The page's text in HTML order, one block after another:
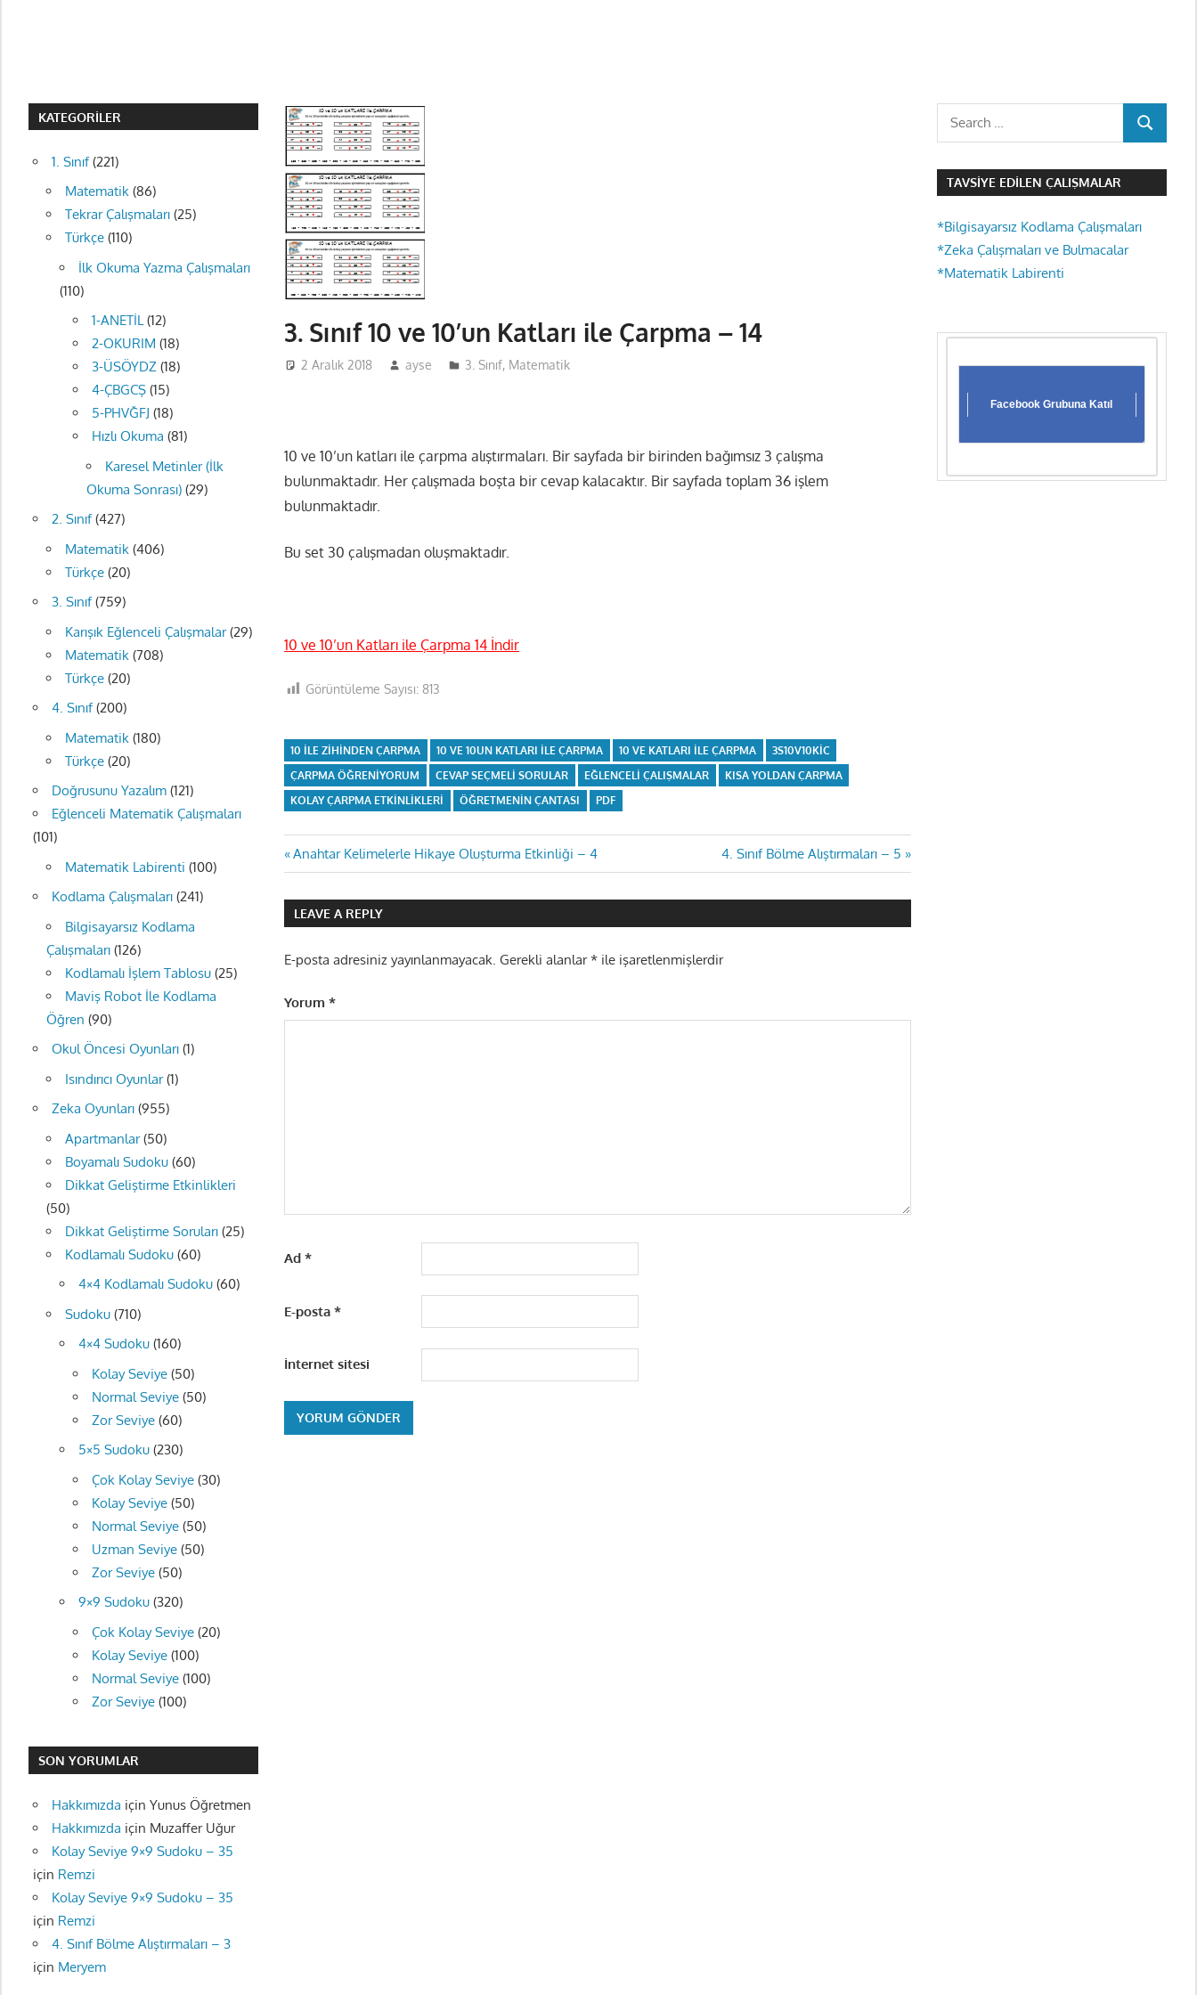
3. Sınıf 10 ve 10’un Katları ile Çarpma – 14
2 Aralık 2018 ayse 3. Sınıf, Matematik
10 ve 10’un katları ile çarpma alıştırmaları. Bir sayfada bir birinden bağımsız 3 çalışma
bulunmaktadır. Her çalışmada boşta bir cevap kalacaktır. Bir sayfada toplam 36 işlem
bulunmaktadır.
Bu set 30 çalışmadan oluşmaktadır.
10 ve 10’un Katları ile Çarpma 14 İndir
Görüntüleme Sayısı: 813
10 ILE ZIHINDEN ÇARPMA 10 VE 10UN KATLARI ILE ÇARPMA 10 VE KATLARI ILE ÇARPMA
3S10V10KIC
ÇARPMA ÖĞRENIYORUM
CEVAP SEÇMELI SORULAR EĞLENCELI ÇALIŞMALAR
KISA YOLDAN ÇARPMA
KOLAY ÇARPMA ETKINLIKLERI
ÖĞRETMENIN ÇANTASI PDF
Yazı
gezinmesi
Previous
Post:
Anahtar Kelimelerle Hikaye Oluşturma Etkinliği – 4
Next
Post:
4. Sınıf Bölme Alıştırmaları – 5
LEAVE A REPLY
E-posta adresiniz yayınlanmayacak. Gerekli alanlar* ile işaretlenmişlerdir
Yorum*
Ad*
E-posta*
İnternet sitesi
KATEGORILER
1. Sınıf(221)
Matematik(86)
Tekrar Çalışmaları(25)
Türkçe(110)
İlk Okuma Yazma Çalışmaları
(110)
1-ANETİL(12)
2-OKURIM (18)
3-ÜSÖYDZ(18)
4-ÇBGCŞ(15)
5-PHVĞFJ (18)
Hızlı Okuma (81)
Karesel Metinler (İlk
Okuma Sonrası)(29)
2. Sınıf(427)
Matematik(406)
Türkçe(20)
3. Sınıf(759)
Karışık Eğlenceli Çalışmalar(29)
Matematik(708)
Türkçe(20)
4. Sınıf(200)
Matematik(180)
Türkçe(20)
Doğrusunu Yazalım(121)
Eğlenceli Matematik Çalışmaları
(101)
Matematik Labirenti (100)
Kodlama Çalışmaları(241)
Bilgisayarsız Kodlama
Çalışmaları(126)
Kodlamalı İşlem Tablosu(25)
Maviş Robot İle Kodlama
Öğren (90)
Okul Öncesi Oyunları(1)
Isındırıcı Oyunlar(1)
Zeka Oyunları(955)
Apartmanlar(50)
Boyamalı Sudoku(60)
Dikkat Geliştirme Etkinlikleri
(50)
Dikkat Geliştirme Soruları(25)
Kodlamalı Sudoku(60)
4×4 Kodlamalı Sudoku(60)
Sudoku(710)
4×4 Sudoku(160)
Kolay Seviye(50)
Normal Seviye(50)
Zor Seviye(60)
5×5 Sudoku(230)
Çok Kolay Seviye(30)
Kolay Seviye(50)
Normal Seviye(50)
Uzman Seviye(50)
Zor Seviye(50)
9×9 Sudoku(320)
Çok Kolay Seviye(20)
Kolay Seviye(100)
Normal Seviye(100)
Zor Seviye(100)
SON YORUMLAR
Hakkımızda için Yunus Öğretmen
Hakkımızda için Muzaffer Uğur
Kolay Seviye 9×9 Sudoku – 35
için Remzi
Kolay Seviye 9×9 Sudoku – 35
için Remzi
4. Sınıf Bölme Alıştırmaları – 3
için Meryem
Search
SEARCH
TAVSIYE EDILEN ÇALIŞMALAR
*Bilgisayarsız Kodlama Çalışmaları
*Zeka Çalışmaları ve Bulmacalar
*Matematik Labirenti
Facebook Grubuna Katıl